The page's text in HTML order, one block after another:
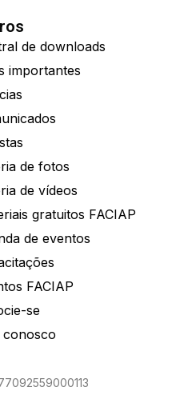
de downloads
importantes
de fotos
de vídeos
gratuitos FACIAP
de eventos
FACIAP
se
conosco